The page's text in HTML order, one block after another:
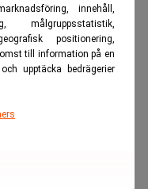
innehåll,
målgruppsstatistik,
positionering,
till information på en
upptäcka bedrägerier
Tidigare på
Food Supply.